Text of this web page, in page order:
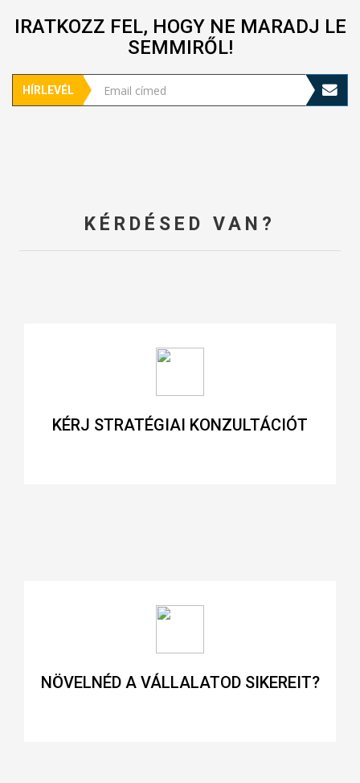
IRATKOZZ FEL, HOGY NE MARADJ LE
SEMMIRŐL!
HÍRLEVÉL
KÉRDÉSED VAN?
KÉRJ STRATÉGIAI KONZULTÁCIÓT
NÖVELNÉD A VÁLLALATOD SIKEREIT?